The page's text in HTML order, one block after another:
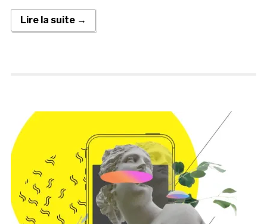
Lire la suite →